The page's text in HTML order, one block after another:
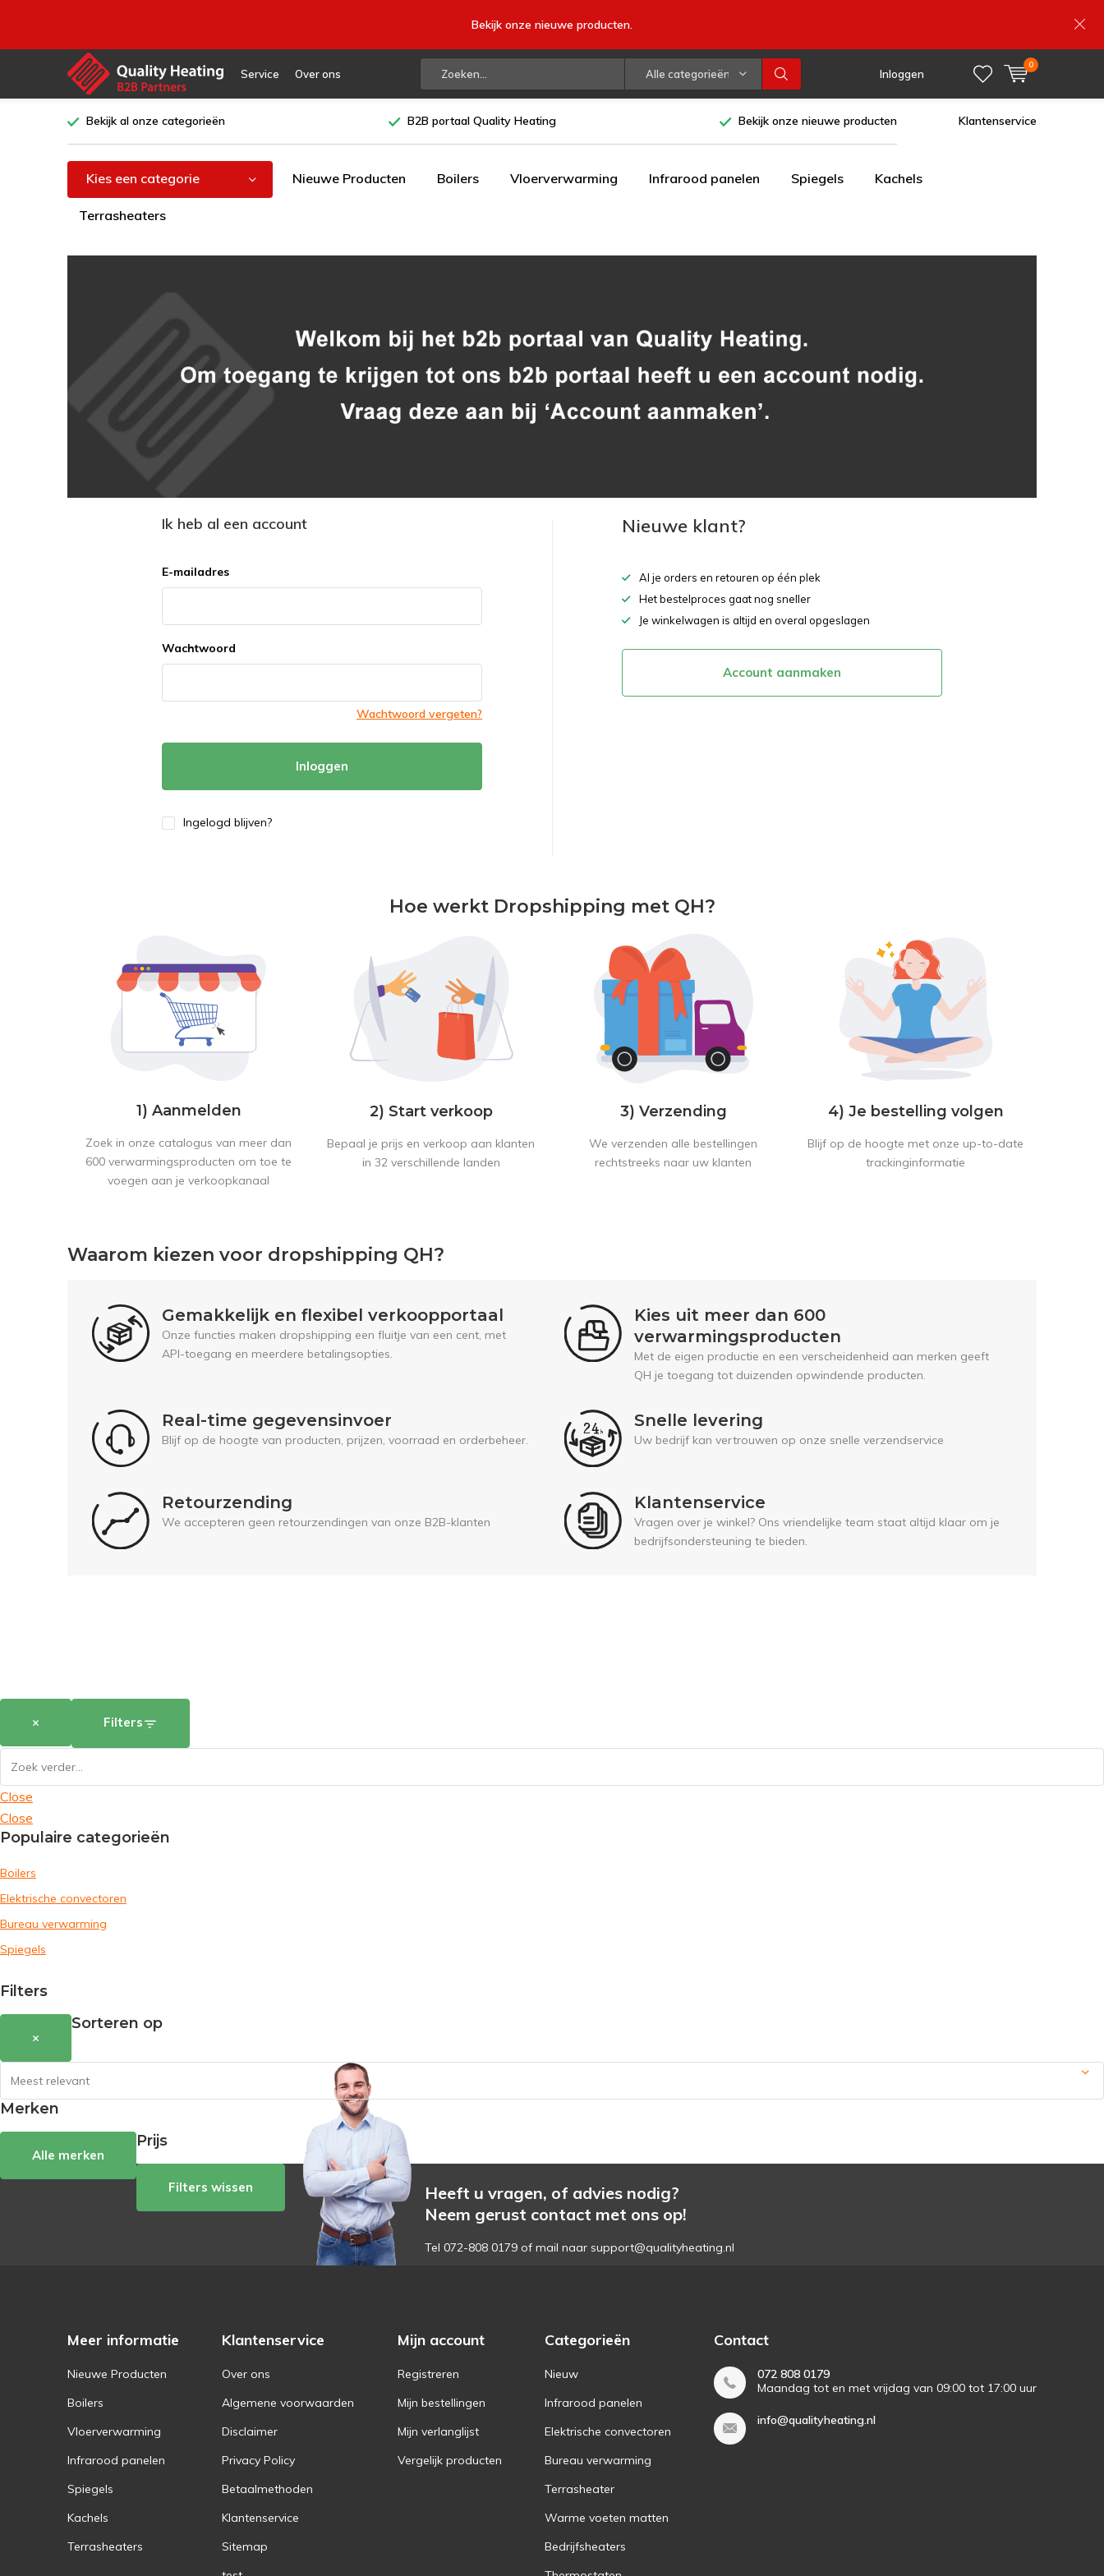
Service Over ons Alle categorieën Inloggen
0
Bekijk onze nieuwe producten.
Bekijk al onze categorieën B2B portaal Quality Heating Bekijk onze nieuwe producten Klantenservice
Kies een categorie Nieuwe Producten Boilers Vloerverwarming Infrarood panelen Spiegels Kachels
Terrasheaters
Ik heb al een account
E-mailadres
Wachtwoord
Wachtwoord vergeten?
Inloggen
Ingelogd blijven?
Nieuwe klant?
Al je orders en retouren op één plek
Het bestelproces gaat nog sneller
Je winkelwagen is altijd en overal opgeslagen
Account aanmaken
Hoe werkt Dropshipping met QH?
1) Aanmelden
Zoek in onze catalogus van meer dan
600 verwarmingsproducten om toe te
voegen aan je verkoopkanaal
2) Start verkoop
Bepaal je prijs en verkoop aan klanten
in 32 verschillende landen
3) Verzending
We verzenden alle bestellingen
rechtstreeks naar uw klanten
4) Je bestelling volgen
Blijf op de hoogte met onze up-to-date
trackinginformatie
Waarom kiezen voor dropshipping QH?
Gemakkelijk en flexibel verkoopportaal
Onze functies maken dropshipping een fluitje van een cent, met
API-toegang en meerdere betalingsopties.
Kies uit meer dan 600
verwarmingsproducten
Met de eigen productie en een verscheidenheid aan merken geeft
QH je toegang tot duizenden opwindende producten.
Real-time gegevensinvoer
Blijf op de hoogte van producten, prijzen, voorraad en orderbeheer.
Snelle levering
Uw bedrijf kan vertrouwen op onze snelle verzendservice
Retourzending
We accepteren geen retourzendingen van onze B2B-klanten
Klantenservice
Vragen over je winkel? Ons vriendelijke team staat altijd klaar om je
bedrijfsondersteuning te bieden.
× Filters
Close
Close
Populaire categorieën
Boilers
Elektrische convectoren
Bureau verwarming
Spiegels
Filters
×
Sorteren op
Merken
Alle merken
Prijs
Filters wissen
Heeft u vragen, of advies nodig?
Neem gerust contact met ons op!
Tel 072-808 0179 of mail naar support@qualityheating.nl
Meer informatie
Nieuwe Producten
Boilers
Vloerverwarming
Infrarood panelen
Spiegels
Kachels
Terrasheaters
Klantenservice
Over ons
Algemene voorwaarden
Disclaimer
Privacy Policy
Betaalmethoden
Klantenservice
Sitemap
Mijn account
Registreren
Mijn bestellingen
Mijn verlanglijst
Vergelijk producten
Categorieën
Nieuw
Infrarood panelen
Elektrische convectoren
Bureau verwarming
Terrasheater
Warme voeten matten
Bedrijfsheaters
Contact
072 808 0179
Maandag tot en met vrijdag van 09:00 tot 17:00 uur
info@qualityheating.nl